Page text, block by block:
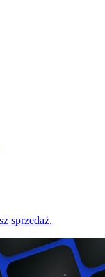
sprzedaż.